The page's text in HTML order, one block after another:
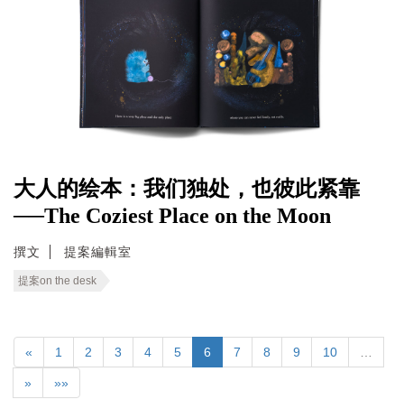
大人的绘本：我们独处，也彼此紧靠
──The Coziest Place on the Moon
撰文 提案編輯室
提案on the desk
« 1 2 3 4 5 6 7 8 9 10
» »»